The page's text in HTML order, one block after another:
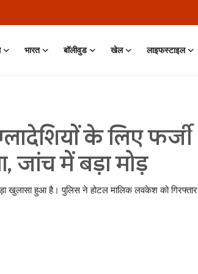
भारत बॉलीवुड खेल लाइफस्टाइल
के लिए फर्जी
जांच में बड़ा मोड़
खुलासा हुआ है। पुलिस ने होटल मालिक लवकेश को गिरफ्तार